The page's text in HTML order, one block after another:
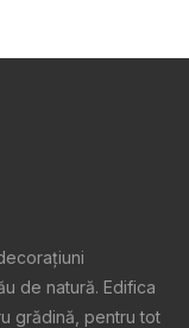
de natură. Edifica
grădină, pentru tot